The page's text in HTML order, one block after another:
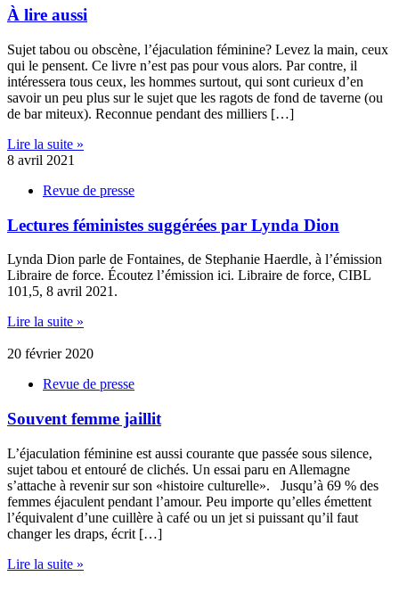
À lire aussi
Sujet tabou ou obscène, l’éjaculation féminine? Levez la main, ceux
qui le pensent. Ce livre n’est pas pour vous alors. Par contre, il
intéressera tous ceux, les hommes surtout, qui sont curieux d’en
savoir un peu plus sur le sujet que les ragots de fond de taverne (ou
de bar miteux). Reconnue pendant des milliers […]
Lire la suite »
8 avril 2021
Revue de presse
Lectures féministes suggérées par Lynda Dion
Lynda Dion parle de Fontaines, de Stephanie Haerdle, à l’émission
Libraire de force. Écoutez l’émission ici. Libraire de force, CIBL
101,5, 8 avril 2021.
Lire la suite »
20 février 2020
Revue de presse
Souvent femme jaillit
L’éjaculation féminine est aussi courante que passée sous silence,
sujet tabou et entouré de clichés. Un essai paru en Allemagne
s’attache à revenir sur son «histoire culturelle». Jusqu’à 69 % des
femmes éjaculent pendant l’amour. Peu importe qu’elles émettent
l’équivalent d’une cuillère à café ou un jet si puissant qu’il faut
changer les draps, écrit […]
Lire la suite »